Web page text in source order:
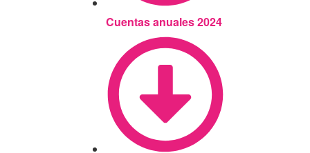
Cuentas anuales 2024